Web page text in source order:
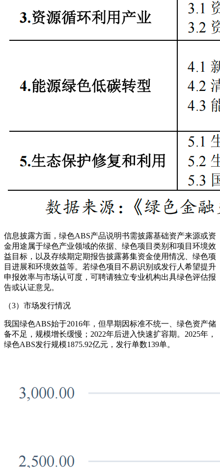
信息披露方面，绿色ABS产品说明书需披露基础资产来源或资
金用途属于绿色产业领域的依据、绿色项目类别和项目环境效
益目标，以及存续期定期报告披露募集资金使用情况、绿色项
目进展和环境效益等。若绿色项目不易识别或发行人希望提升
申报效率与市场认可度，可聘请独立专业机构出具绿色评估报
告或认证意见。
（3）市场发行情况
我国绿色ABS始于2016年，但早期因标准不统一、绿色资产储
备不足，规模增长缓慢；2022年后进入快速扩容期。2025年，
绿色ABS发行规模1875.92亿元，发行单数139单。